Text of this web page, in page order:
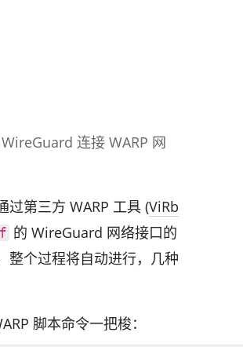
连接 WARP 网
过第三方 WARP 工具 (ViRb
的 Wire­Guard 网络接口的
整个过程将自动进行，几种
脚本命令一把梭：